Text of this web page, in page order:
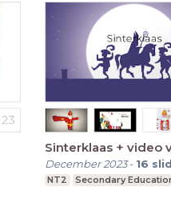
Sinterklaas + video
December 2023- 16
NT2 Secondary